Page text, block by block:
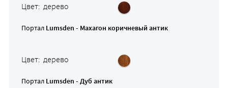
Цвет: дерево
Портал Lumsden - Махагон коричневый антик
Цвет: дерево
Портал Lumsden - Дуб антик